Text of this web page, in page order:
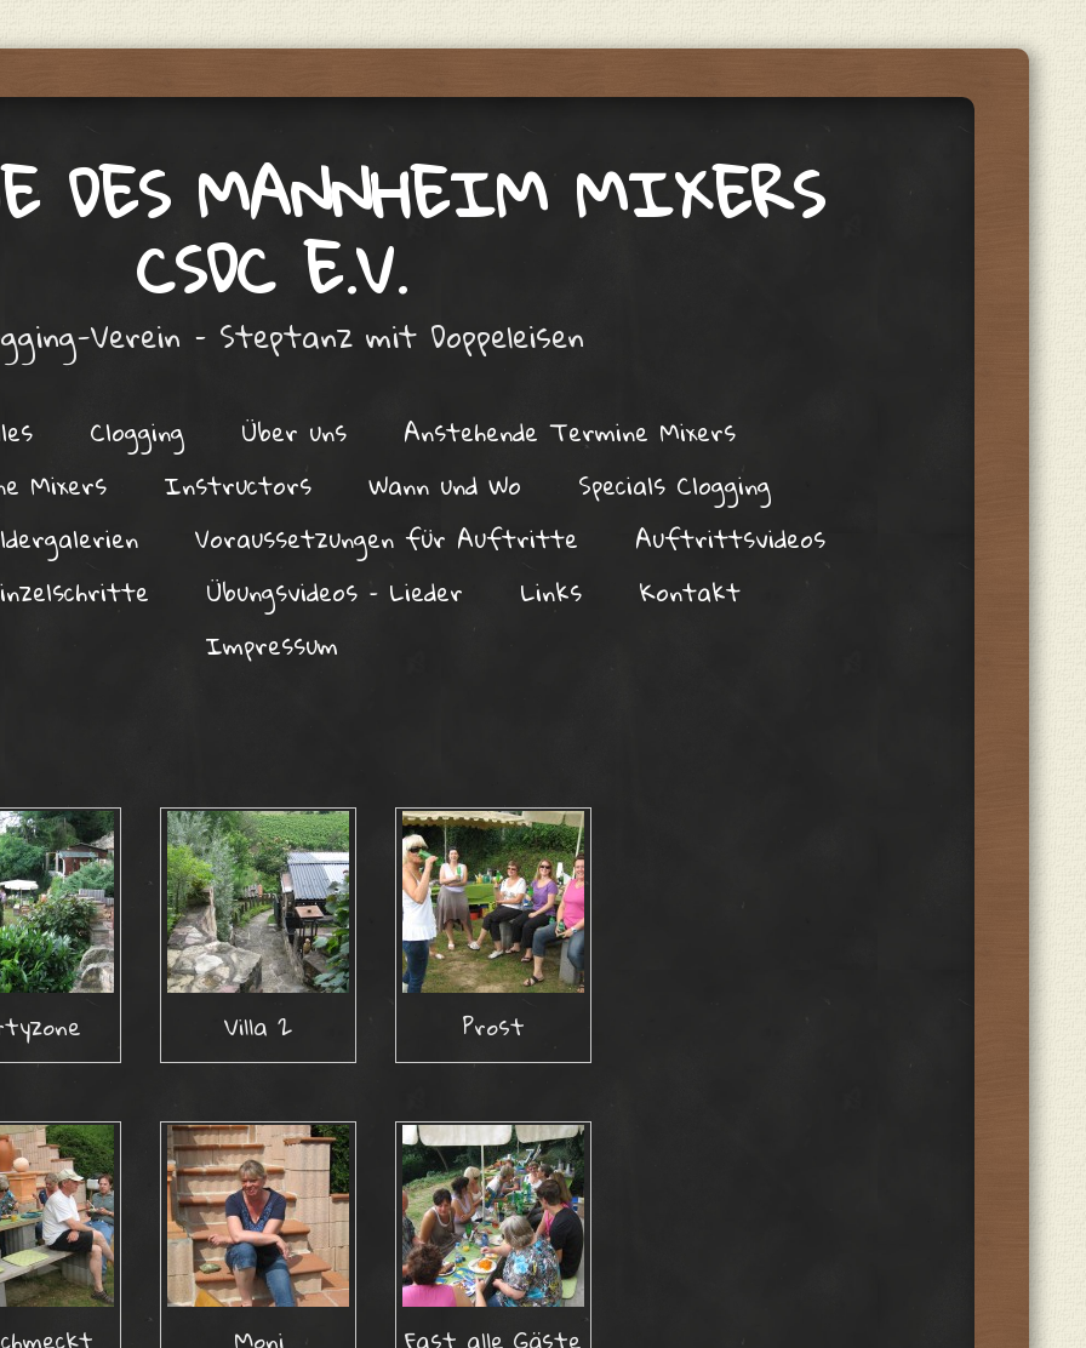
DES MANNHEIM MIXERS
CSDC E.V.
Verein – Steptanz mit Doppeleisen
Clogging Über uns
Anstehende Termine Mixers
Mixers
Instructors Wann und Wo
Specials Clogging
Voraussetzungen für Auftritte
Auftrittsvideos
Übungsvideos – Lieder Links
Kontakt
Impressum
Villa 2 Prost